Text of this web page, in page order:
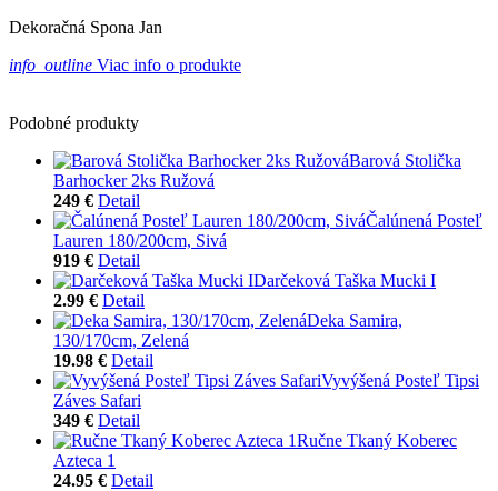
Dekoračná Spona Jan
info_outline Viac info o produkte
Podobné produkty
Barová Stolička
Barhocker 2ks Ružová
249 € Detail
Čalúnená Posteľ
Lauren 180/200cm, Sivá
919 € Detail
Darčeková Taška Mucki I
2.99 € Detail
Deka Samira,
130/170cm, Zelená
19.98 € Detail
Vyvýšená Posteľ Tipsi
Záves Safari
349 € Detail
Ručne Tkaný Koberec
Azteca 1
24.95 € Detail